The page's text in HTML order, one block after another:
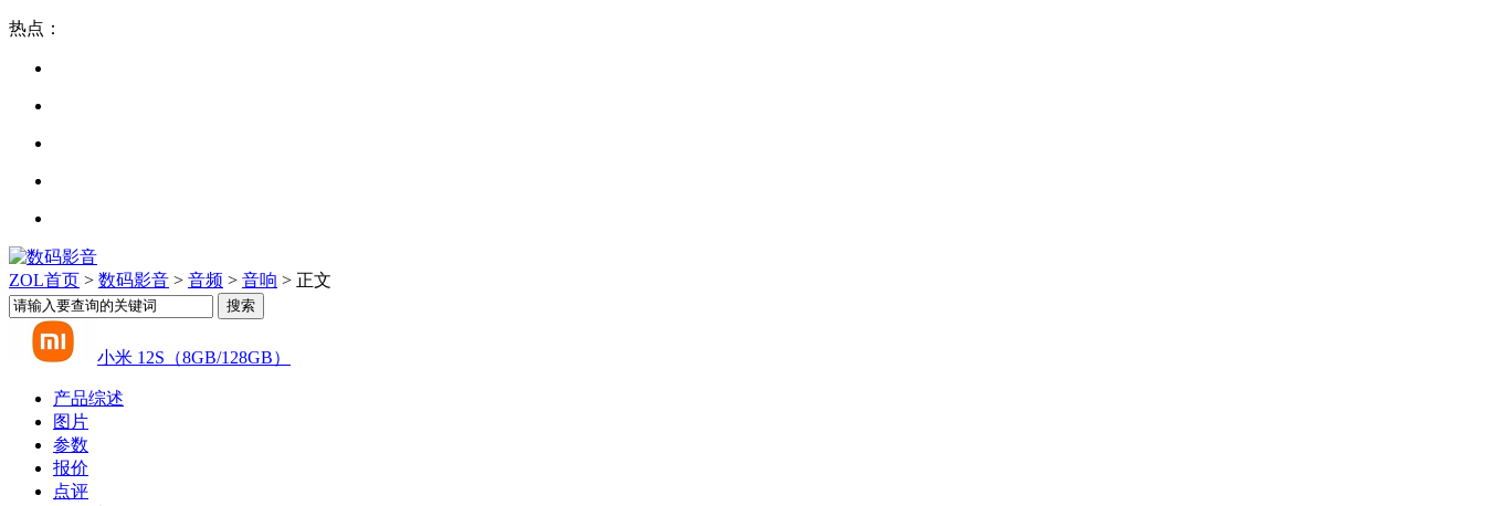
热点：
ZOL首页 > 数码影音 > 音频 > 音响 > 正文
小米 12S（8GB/128GB）
产品综述
图片
参数
报价
点评